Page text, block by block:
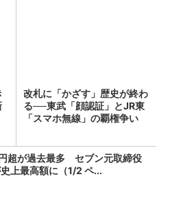
改札に「かざす」歴史が終わ
る──東武「顔認証」とJR東
「スマホ無線」の覇権争い
超が過去最多 セブン元取締役
上最高額に（1/2 ペ...